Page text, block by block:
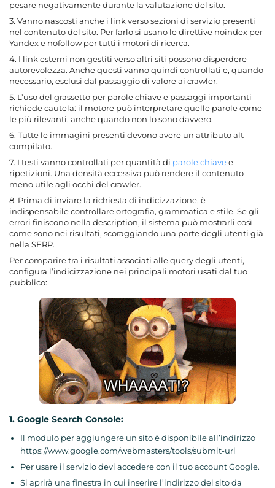
pesare negativamente durante la valutazione del sito.
3. Vanno nascosti anche i link verso sezioni di servizio presenti
nel contenuto del sito. Per farlo si usano le direttive noindex per
Yandex e nofollow per tutti i motori di ricerca.
4. I link esterni non gestiti verso altri siti possono disperdere
autorevolezza. Anche questi vanno quindi controllati e, quando
necessario, esclusi dal passaggio di valore ai crawler.
5. L’uso del grassetto per parole chiave e passaggi importanti
richiede cautela: il motore può interpretare quelle parole come
le più rilevanti, anche quando non lo sono davvero.
6. Tutte le immagini presenti devono avere un attributo alt
compilato.
7. I testi vanno controllati per quantità di parole chiavee
ripetizioni. Una densità eccessiva può rendere il contenuto
meno utile agli occhi del crawler.
8. Prima di inviare la richiesta di indicizzazione, è
indispensabile controllare ortografia, grammatica e stile. Se gli
errori finiscono nella description, il sistema può mostrarli così
come sono nei risultati, scoraggiando una parte degli utenti già
nella SERP.
Per comparire tra i risultati associati alle query degli utenti,
configura l’indicizzazione nei principali motori usati dal tuo
pubblico:
1. Google Search Console:
Il modulo per aggiungere un sito è disponibile all’indirizzo
https://www.google.com/webmasters/tools/submit-url
Per usare il servizio devi accedere con il tuo account Google.
Si aprirà una finestra in cui inserire l’indirizzo del sito da